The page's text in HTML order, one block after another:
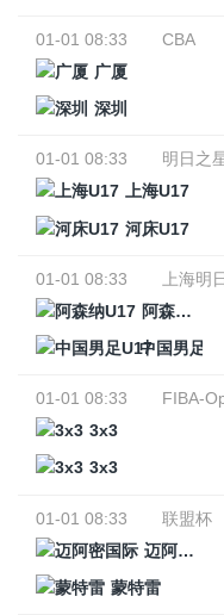
01-01 08:33
CBA
广厦
深圳
01-01 08:33
明日之
上海U17
河床U17
01-01 08:33
上海明
阿森纳U17
中国男足
01-01 08:33
FIBA-
3x3
3x3
01-01 08:33
联盟杯
迈阿密国际
蒙特雷